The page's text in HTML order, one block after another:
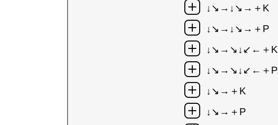
↓↘→↓↘→＋K
↓↘→↓↘→＋P
↓↘→↘↓↙←＋K
↓↘→↘↓↙←＋P
↓↘→＋K
↓↘→＋P